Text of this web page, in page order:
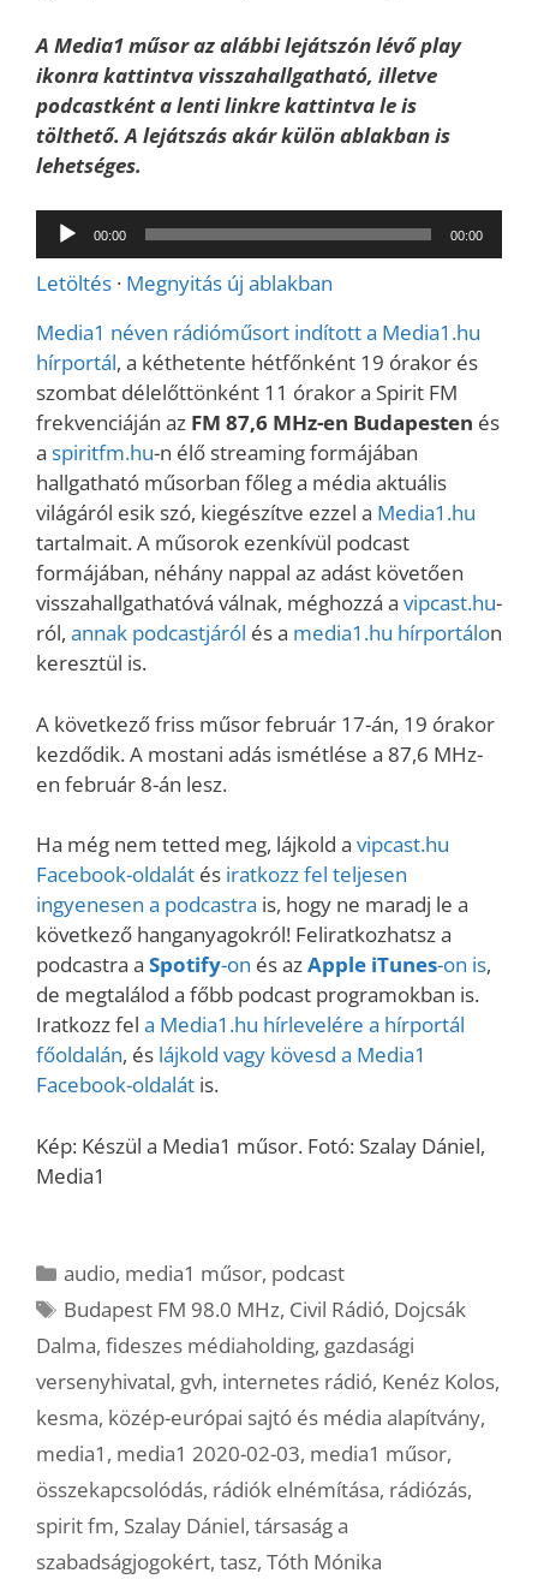
A Media1 műsor az alábbi lejátszón lévő play
ikonra kattintva visszahallgatható, illetve
podcastként a lenti linkre kattintva le is
tölthető. A lejátszás akár külön ablakban is
lehetséges.
Audió
lejátszó
00:00 00:00
Letöltés · Megnyitás új ablakban
Media1 néven rádióműsort indított a Media1.hu
hírportál, a kéthetente hétfőnként 19 órakor és
szombat délelőttönként 11 órakor a Spirit FM
frekvenciáján az FM 87,6 MHz-en Budapesten és
a spiritfm.hu-n élő streaming formájában
hallgatható műsorban főleg a média aktuális
világáról esik szó, kiegészítve ezzel a Media1.hu
tartalmait. A műsorok ezenkívül podcast
formájában, néhány nappal az adást követően
visszahallgathatóvá válnak, méghozzá a vipcast.hu-
ról, annak podcastjáról és a media1.hu hírportálon
keresztül is.
A következő friss műsor február 17-án, 19 órakor
kezdődik. A mostani adás ismétlése a 87,6 MHz-
en február 8-án lesz.
Ha még nem tetted meg, lájkold a vipcast.hu
Facebook-oldalát és iratkozz fel teljesen
ingyenesen a podcastra is, hogy ne maradj le a
következő hanganyagokról! Feliratkozhatsz a
podcastra a Spotify-on és azApple iTunes-on is,
de megtalálod a főbb podcast programokban is.
Iratkozz fel a Media1.hu hírlevelére a hírportál
főoldalán, és lájkold vagy kövesd a Media1
Facebook-oldalát is.
Kép: Készül a Media1 műsor. Fotó: Szalay Dániel,
Media1
Kategória
audio, media1 műsor, podcast
Címkék
Budapest FM 98.0 MHz, Civil Rádió, Dojcsák
Dalma, fideszes médiaholding, gazdasági
versenyhivatal, gvh, internetes rádió, Kenéz Kolos,
kesma, közép-európai sajtó és média alapítvány,
media1 , media1 2020-02-03, media1 műsor,
összekapcsolódás, rádiók elnémítása, rádiózás,
spirit fm, Szalay Dániel, társaság a
szabadságjogokért, tasz, Tóth Mónika